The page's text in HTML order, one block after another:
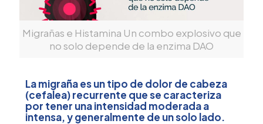
Migrañas e Histamina Un combo explosivo que
no solo depende de la enzima DAO
La migraña es un tipo de dolor de cabeza
(cefalea) recurrente que se caracteriza
por tener una intensidad moderada a
intensa, y generalmente de un solo lado.